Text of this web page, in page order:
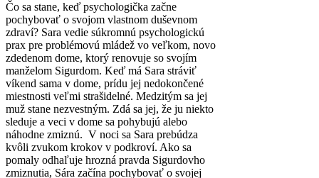
Čo sa stane, keď psychologička začne
pochybovať o svojom vlastnom duševnom
zdraví? Sara vedie súkromnú psychologickú
prax pre problémovú mládež vo veľkom, novo
zdedenom dome, ktorý renovuje so svojím
manželom Sigurdom. Keď má Sara stráviť
víkend sama v dome, prídu jej nedokončené
miestnosti veľmi strašidelné. Medzitým sa jej
muž stane nezvestným. Zdá sa jej, že ju niekto
sleduje a veci v dome sa pohybujú alebo
náhodne zmiznú. V noci sa Sara prebúdza
kvôli zvukom krokov v podkroví. Ako sa
pomaly odhaľuje hrozná pravda Sigurdovho
zmiznutia, Sára začína pochybovať o svojej